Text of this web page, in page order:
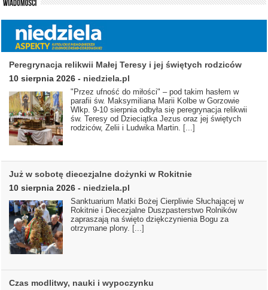
Peregrynacja relikwii Małej Teresy i jej świętych rodziców
10 sierpnia 2026 - niedziela.pl
"Przez ufność do miłości" – pod takim hasłem w
parafii św. Maksymiliana Marii Kolbe w Gorzowie
Wlkp. 9-10 sierpnia odbyła się peregrynacja relikwii
św. Teresy od Dzieciątka Jezus oraz jej świętych
rodziców, Zelii i Ludwika Martin. [...]
Już w sobotę diecezjalne dożynki w Rokitnie
10 sierpnia 2026 - niedziela.pl
Sanktuarium Matki Bożej Cierpliwie Słuchającej w
Rokitnie i Diecezjalne Duszpasterstwo Rolników
zapraszają na święto dziękczynienia Bogu za
otrzymane plony. [...]
Czas modlitwy, nauki i wypoczynku